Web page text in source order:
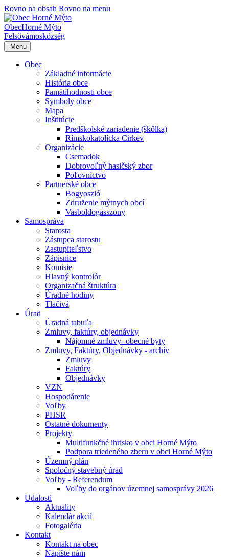
Rovno na obsah Rovno na menu
ObecHorné Mýto
Felsővámosközség
Menu
Obec
Základné informácie
História obce
Pamätihodnosti obce
Symboly obce
Mapa
Inštitúcie
Predškolské zariadenie (škôlka)
Rímskokatolícka Cirkev
Organizácie
Csemadok
Dobrovoľný hasičský zbor
Poľovníctvo
Partnerské obce
Bogyoszló
Združenie mýtnych obcí
Vasboldogasszony
Samospráva
Starosta
Zástupca starostu
Zastupiteľstvo
Zápisnice
Komisie
Hlavný kontrolór
Organizačná štruktúra
Úradné hodiny
Tlačivá
Úrad
Úradná tabuľa
Zmluvy, faktúry, objednávky
Nájomné zmluvy- obecné byty
Zmluvy, Faktúry, Objednávky - archív
Zmluvy
Faktúry
Objednávky
VZN
Hospodárenie
Voľby
PHSR
Ostatné dokumenty
Projekty
Multifunkčné ihrisko v obci Horné Mýto
Podpora triedeného zberu v obci Horné Mýto
Územný plán
Spoločný stavebný úrad
Voľby - Referendum
Voľby do orgánov územnej samosprávy 2026
Udalosti
Aktuality
Kalendár akcií
Fotogaléria
Kontakt
Kontakt na obec
Napíšte nám